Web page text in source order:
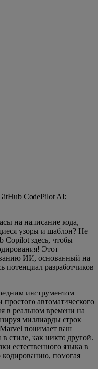
CodePilot AI:
на написание кода,
узоры и шаблон? Не
Copilot здесь, чтобы
Этот
ИИ, основанный на
потенциал разработчиков
инструментом
автоматического
в реальном времени на
миллиарды строк
понимает ваш
стиле, как никто другой.
естественного языка в
кодированию, помогая